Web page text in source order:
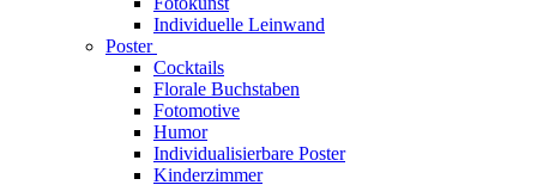
Individuelle Leinwand
Poster
Cocktails
Florale Buchstaben
Fotomotive
Humor
Individualisierbare Poster
Kinderzimmer